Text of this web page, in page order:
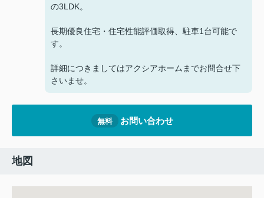
の3LDK。
長期優良住宅・住宅性能評価取得、駐車1台可能で
す。
詳細につきましてはアクシアホームまでお問合せ下
さいませ。
無料 お問い合わせ
地図